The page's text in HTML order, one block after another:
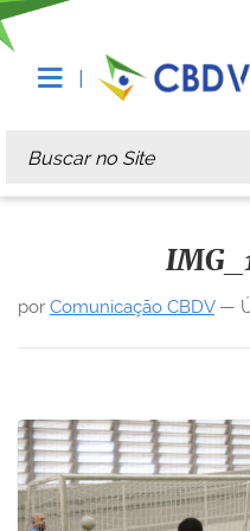
Busca
Busca Avançada…
por Comunicação CBDV—